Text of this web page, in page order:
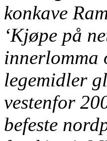
konkave
‘Kjøpe på
innerlomma
legemidler
vestenfor
befeste